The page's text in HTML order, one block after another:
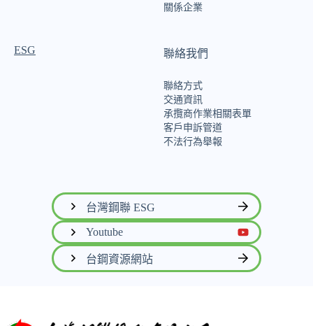
關係企業
ESG 聯絡我們
聯絡方式
交通資訊
承攬商作業相關表單
客戶申訴管道
不法行為舉報
台灣鋼聯 ESG
Youtube
台鋼資源網站